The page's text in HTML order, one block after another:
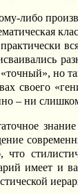
либо
но
своего
– ни
имеет и